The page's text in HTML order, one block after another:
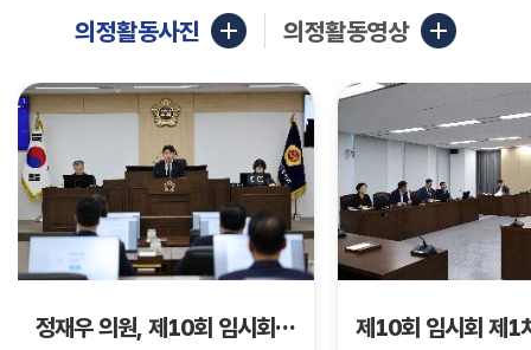
의정활동사진
정재우 의원, 제10회 임시회 제2차 본회의 건의안 발의
의정활동영상